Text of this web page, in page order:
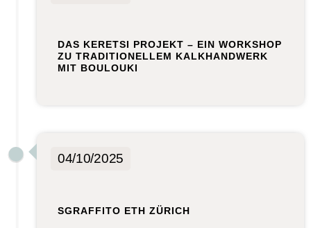
DAS KERETSI PROJEKT – EIN WORKSHOP
ZU TRADITIONELLEM KALKHANDWERK
MIT BOULOUKI
04/10/2025
SGRAFFITO ETH ZÜRICH